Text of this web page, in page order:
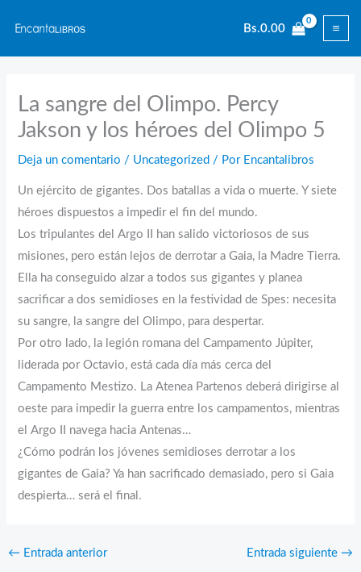
contenido
Bs.0.00
La sangre del Olimpo. Percy
Jakson y los héroes del Olimpo 5
Deja un comentario / Uncategorized / Por Encantalibros
Un ejército de gigantes. Dos batallas a vida o muerte. Y siete
héroes dispuestos a impedir el fin del mundo.
Los tripulantes del Argo II han salido victoriosos de sus
misiones, pero están lejos de derrotar a Gaia, la Madre Tierra.
Ella ha conseguido alzar a todos sus gigantes y planea
sacrificar a dos semidioses en la festividad de Spes: necesita
su sangre, la sangre del Olimpo, para despertar.
Por otro lado, la legión romana del Campamento Júpiter,
liderada por Octavio, está cada día más cerca del
Campamento Mestizo. La Atenea Partenos deberá dirigirse al
oeste para impedir la guerra entre los campamentos, mientras
el Argo II navega hacia Antenas…
¿Cómo podrán los jóvenes semidioses derrotar a los
gigantes de Gaia? Ya han sacrificado demasiado, pero si Gaia
despierta… será el final.
← Entrada anterior Entrada siguiente →